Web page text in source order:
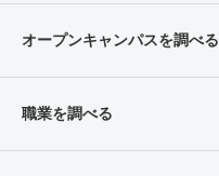
オープンキャンパスを調べる
職業を調べる